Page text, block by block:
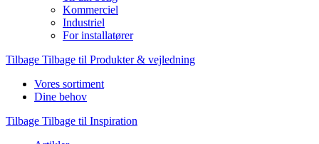
Kommerciel
Industriel
For installatører
Tilbage Tilbage til Produkter & vejledning
Vores sortiment
Dine behov
Tilbage Tilbage til Inspiration